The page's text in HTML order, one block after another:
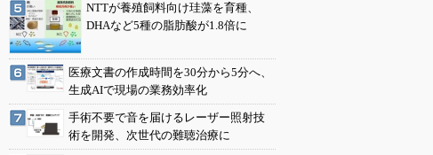
NTTが養殖飼料向け珪藻を育種、
DHAなど5種の脂肪酸が1.8倍に
医療文書の作成時間を30分から5分へ、
生成AIで現場の業務効率化
手術不要で音を届けるレーザー照射技
術を開発、次世代の難聴治療に